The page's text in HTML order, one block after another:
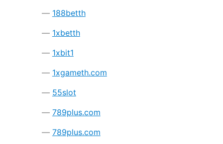
188betth
1xbetth
1xbit1
1xgameth.com
55slot
789plus.com
789plus.com